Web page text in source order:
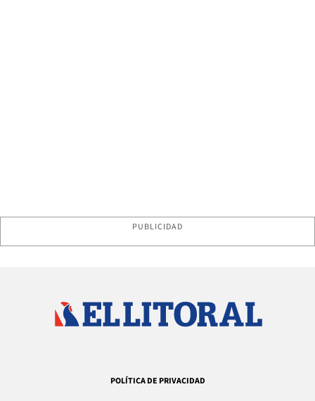
PUBLICIDAD
POLÍTICA DE PRIVACIDAD